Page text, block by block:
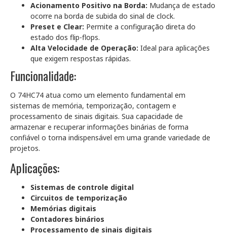
Acionamento Positivo na Borda: Mudança de estado
ocorre na borda de subida do sinal de clock.
Preset e Clear: Permite a configuração direta do
estado dos flip-flops.
Alta Velocidade de Operação: Ideal para aplicações
que exigem respostas rápidas.
Funcionalidade:
O 74HC74 atua como um elemento fundamental em
sistemas de memória, temporização, contagem e
processamento de sinais digitais. Sua capacidade de
armazenar e recuperar informações binárias de forma
confiável o torna indispensável em uma grande variedade de
projetos.
Aplicações:
Sistemas de controle digital
Circuitos de temporização
Memórias digitais
Contadores binários
Processamento de sinais digitais